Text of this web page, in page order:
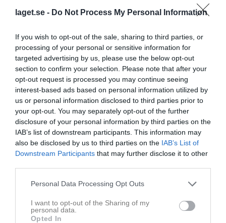
laget.se - Do Not Process My Personal Information
If you wish to opt-out of the sale, sharing to third parties, or
processing of your personal or sensitive information for
targeted advertising by us, please use the below opt-out
section to confirm your selection. Please note that after your
opt-out request is processed you may continue seeing
interest-based ads based on personal information utilized by
us or personal information disclosed to third parties prior to
your opt-out. You may separately opt-out of the further
disclosure of your personal information by third parties on the
IAB’s list of downstream participants. This information may
also be disclosed by us to third parties on the IAB’s List of
Downstream Participants that may further disclose it to other
Personal Data Processing Opt Outs
I want to opt-out of the Sharing of my
personal data.
Opted In
hans träningar inom skolans ram. Har också haft en dialog med
Axel Kjäll, och vi tror båda att detta är en bra lösning för
Johannes, som jag ser som en spelare med bra
utvecklingsmöjligheter, och som har löpvilliga offensiva kvalitéer,
samtidigt som han har ett aggressivt försvarsspel.
Johannes kommer att vara spelklar till nästa seriematch för BK
Forward
Christer Wikström